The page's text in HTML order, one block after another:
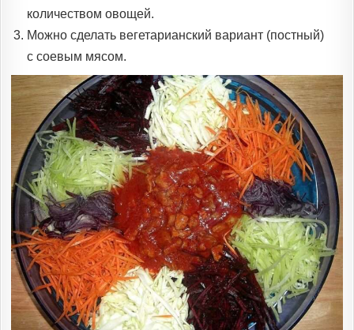
количеством овощей.
Можно сделать вегетарианский вариант (постный)
с соевым мясом.